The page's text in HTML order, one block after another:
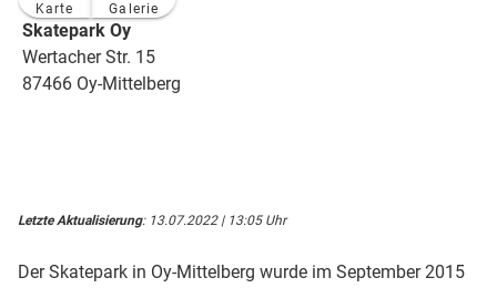
Karte Galerie
Skatepark Oy
Wertacher Str. 15
87466 Oy-Mittelberg
Letzte Aktualisierung: 13.07.2022 | 13:05 Uhr
Der Skatepark in Oy-Mittelberg wurde im September 2015